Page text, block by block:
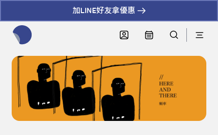
加LINE好友拿優惠